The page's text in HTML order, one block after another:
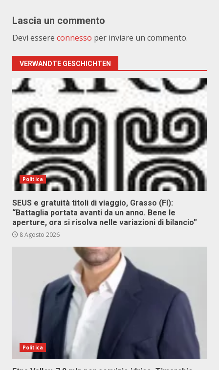
Lascia un commento
Devi essere connesso per inviare un commento.
VERWANDTE GESCHICHTEN
Politica
SEUS e gratuità titoli di viaggio, Grasso (FI):
“Battaglia portata avanti da un anno. Bene le
aperture, ora si risolva nelle variazioni di bilancio”
8 Agosto 2026
Politica